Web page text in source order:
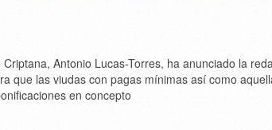
Antonio Lucas-Torres, ha anunciado la
que las viudas con pagas mínimas así como
en concepto